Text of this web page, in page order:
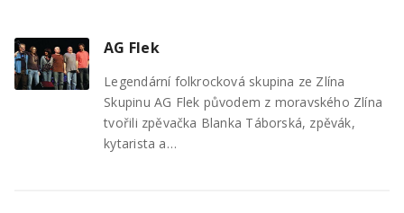
AG Flek
Legendární folkrocková skupina ze Zlína
Skupinu AG Flek původem z moravského Zlína
tvořili zpěvačka Blanka Táborská, zpěvák,
kytarista a…